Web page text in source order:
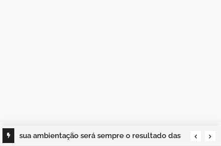
sua ambientação será sempre o resultado das